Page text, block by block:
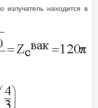
находится в